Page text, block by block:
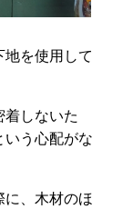
を使用して
しないた
う心配がな
に、木材のほ